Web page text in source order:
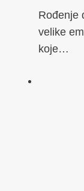
Rođenje
velike
koje…